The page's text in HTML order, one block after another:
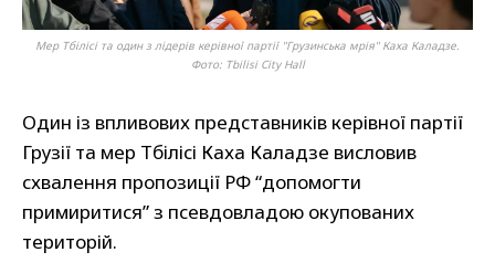
Мер Тбілісі та один з лідерів керівної партії "Грузинська мрія" Каха Каладзе.
Фото: Tbilisi City Hall
Один із впливових представників керівної партії
Грузії та мер Тбілісі Каха Каладзе висловив
схвалення пропозиції РФ “допомогти
примиритися” з псевдовладою окупованих
територій.